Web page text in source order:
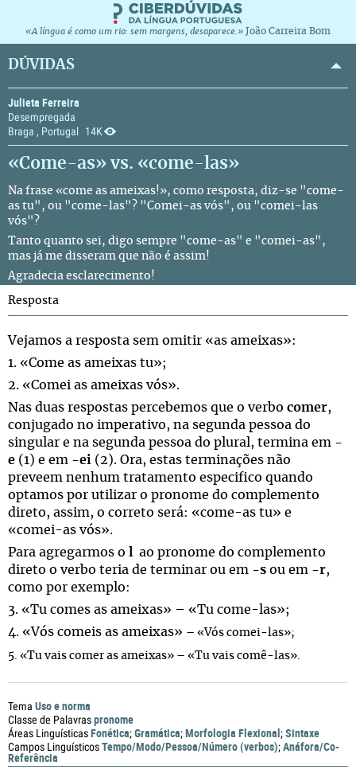
«A língua é como um rio: sem margens, desaparece.» João Carreira Bom
DÚVIDAS
Julieta Ferreira
Desempregada
Braga , Portugal
14K
«Come-as» vs. «come-las»
Na frase «come as ameixas!», como resposta, diz-se "come-
as tu", ou "come-las"? "Comei-as vós", ou "comei-las
vós"?
Tanto quanto sei, digo sempre "come-as" e "comei-as",
mas já me disseram que não é assim!
Agradecia esclarecimento!
Resposta
Vejamos a resposta sem omitir «as ameixas»:
1. «Come as ameixas tu»;
2. «Comei as ameixas vós».
Nas duas respostas percebemos que o verbo comer,
conjugado no imperativo, na segunda pessoa do
singular e na segunda pessoa do plural, termina em -
e (1) e em -ei (2). Ora, estas terminações não
preveem nenhum tratamento especifico quando
optamos por utilizar o pronome do complemento
direto, assim, o correto será: «come-as tu» e
«comei-as vós».
Para agregarmos o
ao pronome do complemento
direto o verbo teria de terminar ou em -s ou em -r,
como por exemplo:
3. «Tu comes as ameixas» – «Tu come-las»;
4. «Vós comeis as ameixas» – «Vós comei-las»;
5. «Tu vais comer as ameixas» – «Tu vais comê-las».
Tema Uso e norma
Classe de Palavraspronome
Áreas LinguísticasFonética;Gramática;Morfologia Flexional;Sintaxe
Campos LinguísticosTempo/Modo/Pessoa/Número (verbos);Anáfora/Co-
Referência